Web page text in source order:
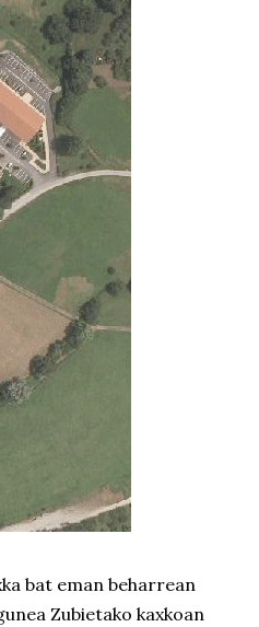
bat eman beharrean
Zubietako kaxkoan